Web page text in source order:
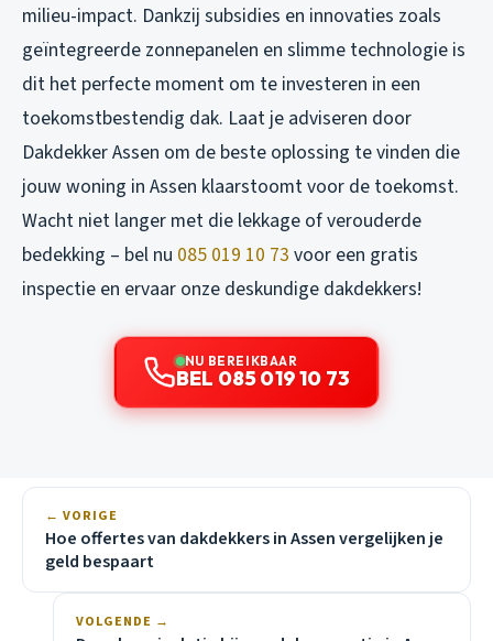
milieu-impact. Dankzij subsidies en innovaties zoals
geïntegreerde zonnepanelen en slimme technologie is
dit het perfecte moment om te investeren in een
toekomstbestendig dak. Laat je adviseren door
Dakdekker Assen om de beste oplossing te vinden die
jouw woning in Assen klaarstoomt voor de toekomst.
Wacht niet langer met die lekkage of verouderde
bedekking – bel nu 085 019 10 73 voor een gratis
inspectie en ervaar onze deskundige dakdekkers!
NU BEREIKBAAR
BEL 085 019 10 73
← VORIGE
Hoe offertes van dakdekkers in Assen vergelijken je
geld bespaart
VOLGENDE →